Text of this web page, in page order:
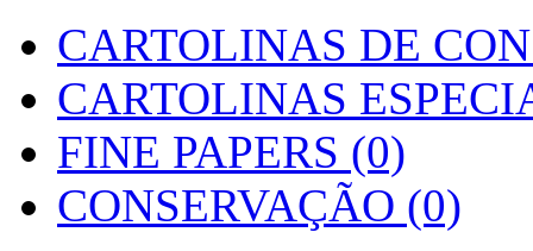
CARTOLINAS DE
CARTOLINAS
FINE PAPERS (0)
CONSERVAÇÃO (0)